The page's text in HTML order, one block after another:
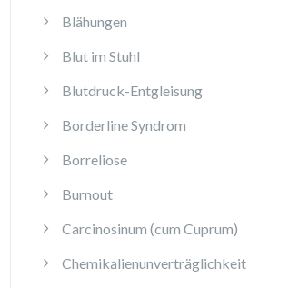
Blähungen
Blut im Stuhl
Blutdruck-Entgleisung
Borderline Syndrom
Borreliose
Burnout
Carcinosinum (cum Cuprum)
Chemikalienunverträglichkeit